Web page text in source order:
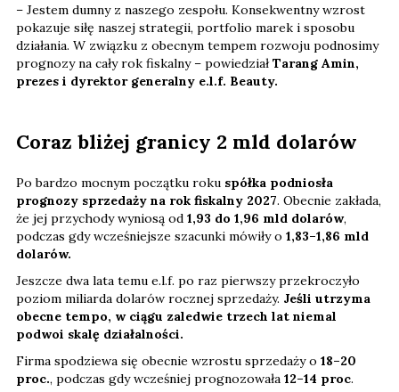
– Jestem dumny z naszego zespołu. Konsekwentny wzrost
pokazuje siłę naszej strategii, portfolio marek i sposobu
działania. W związku z obecnym tempem rozwoju podnosimy
prognozy na cały rok fiskalny – powiedziałTarang Amin,
prezes i dyrektor generalny e.l.f. Beauty.
Coraz bliżej granicy 2 mld dolarów
Po bardzo mocnym początku roku spółka podniosła
prognozy sprzedaży na rok fiskalny 2027. Obecnie zakłada,
że jej przychody wyniosą od 1,93 do 1,96 mld dolarów,
podczas gdy wcześniejsze szacunki mówiły o 1,83–1,86 mld
dolarów.
Jeszcze dwa lata temu e.l.f. po raz pierwszy przekroczyło
poziom miliarda dolarów rocznej sprzedaży. Jeśli utrzyma
obecne tempo, w ciągu zaledwie trzech lat niemal
podwoi skalę działalności.
Firma spodziewa się obecnie wzrostu sprzedaży o 18–20
proc., podczas gdy wcześniej prognozowała 12–14 proc.